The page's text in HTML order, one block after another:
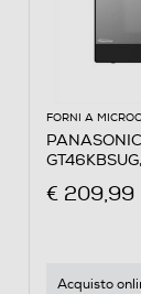
FORNI A
€ 209,99
Acquisto